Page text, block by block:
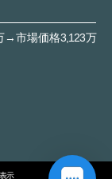
→市場価格3,123万
示